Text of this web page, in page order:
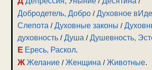
Добродетель, Добро /Духовное
Слепота /Духовные законы /
духовность /Душа /Душевность,
Е Ересь, Раскол.
Ж Желание /Женщина /Животные.